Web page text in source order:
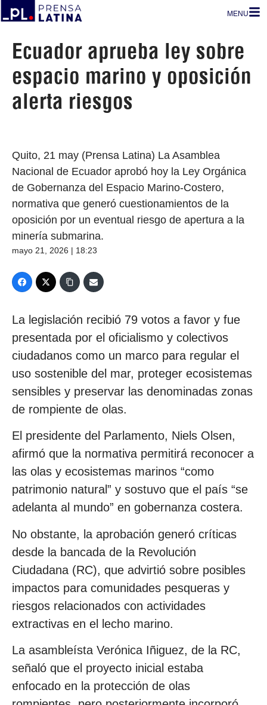
MENU
Ecuador aprueba ley sobre
espacio marino y oposición
alerta riesgos
Quito, 21 may (Prensa Latina) La Asamblea
Nacional de Ecuador aprobó hoy la Ley Orgánica
de Gobernanza del Espacio Marino-Costero,
normativa que generó cuestionamientos de la
oposición por un eventual riesgo de apertura a la
minería submarina.
mayo 21, 2026 | 18:23
La legislación recibió 79 votos a favor y fue
presentada por el oficialismo y colectivos
ciudadanos como un marco para regular el
uso sostenible del mar, proteger ecosistemas
sensibles y preservar las denominadas zonas
de rompiente de olas.
El presidente del Parlamento, Niels Olsen,
afirmó que la normativa permitirá reconocer a
las olas y ecosistemas marinos “como
patrimonio natural” y sostuvo que el país “se
adelanta al mundo” en gobernanza costera.
No obstante, la aprobación generó críticas
desde la bancada de la Revolución
Ciudadana (RC), que advirtió sobre posibles
impactos para comunidades pesqueras y
riesgos relacionados con actividades
extractivas en el lecho marino.
La asambleísta Verónica Iñiguez, de la RC,
señaló que el proyecto inicial estaba
enfocado en la protección de olas